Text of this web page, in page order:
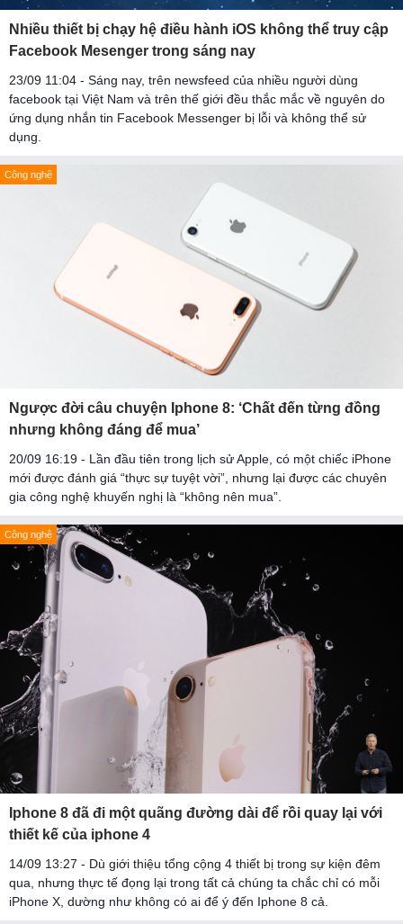
Nhiều thiết bị chạy hệ điều hành iOS không thể truy cập
Facebook Mesenger trong sáng nay
23/09 11:04 - Sáng nay, trên newsfeed của nhiều người dùng
facebook tại Việt Nam và trên thế giới đều thắc mắc về nguyên do
ứng dụng nhắn tin Facebook Messenger bị lỗi và không thể sử
dụng.
Công nghệ
Ngược đời câu chuyện Iphone 8: ‘Chất đến từng đồng
nhưng không đáng để mua’
20/09 16:19 - Lần đầu tiên trong lịch sử Apple, có một chiếc iPhone
mới được đánh giá “thực sự tuyệt vời”, nhưng lại được các chuyên
gia công nghệ khuyến nghị là “không nên mua”.
Công nghệ
Iphone 8 đã đi một quãng đường dài để rồi quay lại với
thiết kế của iphone 4
14/09 13:27 - Dù giới thiệu tổng cộng 4 thiết bị trong sự kiện đêm
qua, nhưng thực tế đọng lại trong tất cả chúng ta chắc chỉ có mỗi
iPhone X, dường như không có ai để ý đến Iphone 8 cả.